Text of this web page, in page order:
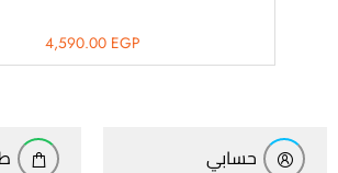
4,590.00 EGP
حسابي